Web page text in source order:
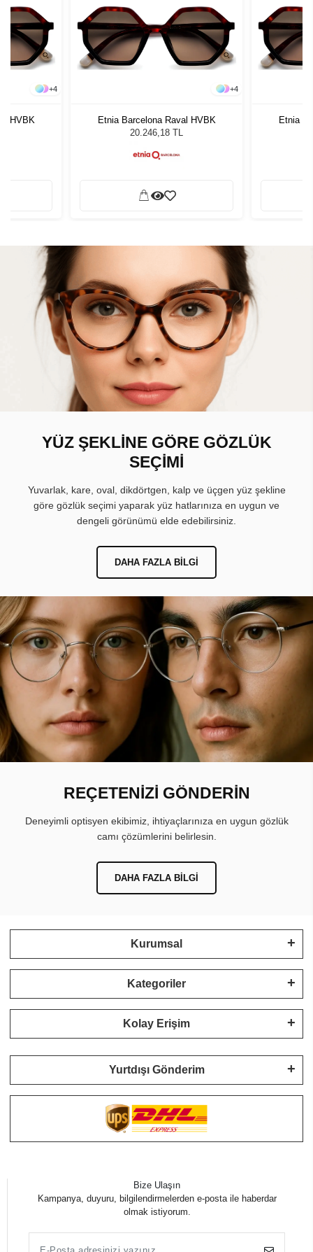
+4
HVBK
+4
Etnia Barcelona Raval HVBK
20.246,18 TL
Etnia
YÜZ ŞEKLİNE GÖRE GÖZLÜK
SEÇİMİ
Yuvarlak, kare, oval, dikdörtgen, kalp ve üçgen yüz şekline
göre gözlük seçimi yaparak yüz hatlarınıza en uygun ve
dengeli görünümü elde edebilirsiniz.
DAHA FAZLA BILGI
REÇETENİZİ GÖNDERİN
Deneyimli optisyen ekibimiz, ihtiyaçlarınıza en uygun gözlük
camı çözümlerini belirlesin.
DAHA FAZLA BILGI
Kurumsal
Kategoriler
Kolay Erişim
Yurtdışı Gönderim
Bize Ulaşın
Kampanya, duyuru, bilgilendirmelerden e-posta ile haberdar
olmak istiyorum.